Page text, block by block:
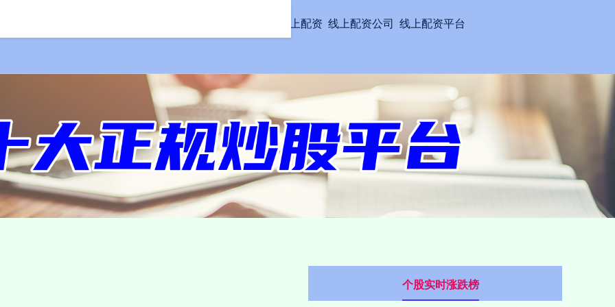
线上配资 线上配资公司 线上配资平台
个股实时涨跌榜